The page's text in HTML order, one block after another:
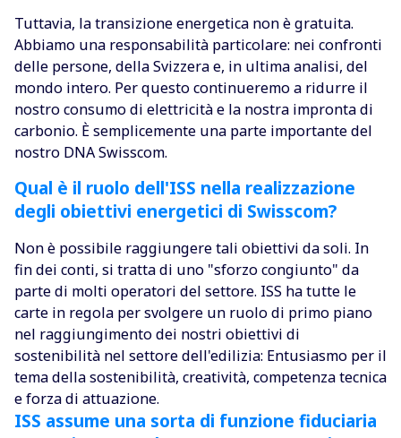
Tuttavia, la transizione energetica non è gratuita.
Abbiamo una responsabilità particolare: nei confronti
delle persone, della Svizzera e, in ultima analisi, del
mondo intero. Per questo continueremo a ridurre il
nostro consumo di elettricità e la nostra impronta di
carbonio. È semplicemente una parte importante del
nostro DNA Swisscom.
Qual è il ruolo dell'ISS nella realizzazione
degli obiettivi energetici di Swisscom?
Non è possibile raggiungere tali obiettivi da soli. In
fin dei conti, si tratta di uno "sforzo congiunto" da
parte di molti operatori del settore. ISS ha tutte le
carte in regola per svolgere un ruolo di primo piano
nel raggiungimento dei nostri obiettivi di
sostenibilità nel settore dell'edilizia: Entusiasmo per il
tema della sostenibilità, creatività, competenza tecnica
e forza di attuazione.
ISS assume una sorta di funzione fiduciaria